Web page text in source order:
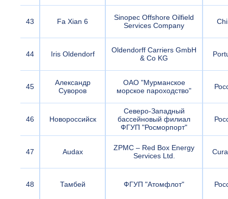
43 Fa Xian 6
Sinopec Offshore Oilfield
Services Company
44 Iris Oldendorf
Oldendorff Carriers GmbH
& Co KG
45
Александр
Суворов
ОАО "Мурманское
морское пароходство"
46 Новороссийск
Северо-Западный
бассейновый филиал
ФГУП "Росморпорт"
47 Audax
ZPMC – Red Box Energy
Services Ltd.
48 Тамбей ФГУП "Атомфлот"